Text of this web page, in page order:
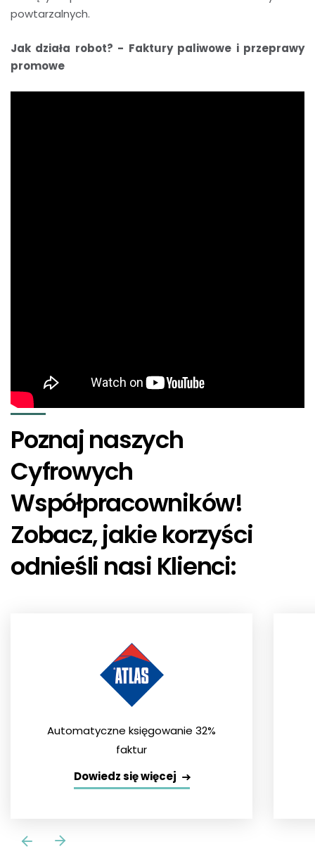
powtarzalnych.
Jak działa robot? - Faktury paliwowe i przeprawy
promowe
Poznaj naszych
Cyfrowych
Współpracowników!
Zobacz, jakie korzyści
odnieśli nasi Klienci:
Automatyczne księgowanie 32%
faktur
Dowiedz się więcej